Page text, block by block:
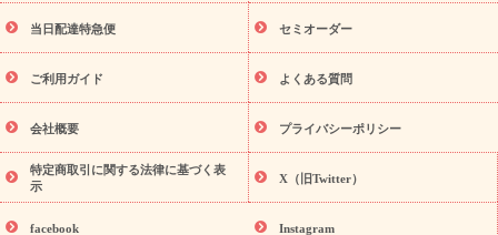
盆・初盆）
お盆 花（新盆・初盆）
お盆・お供え 花とセットギ
フト
お盆・お供え プリザーブドフラワー
ひまわり ギフト・プ
レゼント特集
夏の花贈り・お中元・暑中見舞い 花のギフト特集
敬老の日におくる花ギフト・プレゼント特集
花ギフト・プレゼント特集
敬老の日 花のおすすめランキング
敬
老の日 花鉢植えのギフト・プレゼント特集
敬老の日 花とセットギ
フト・プレゼント特集
敬老の日の花 全てのギフト一覧
キャン
ペーン
映画『ウォーターガーディアンズ』コラボキャンペーン
「きょう誕生日なんです」キャンペーン
誕生日の花を探す
誕生日フラワーギフト 誕生日フラワーギフト特集
当日配達特急便 セミオーダー
ご利用ガイド よくある質問
会社概要 プライバシーポリシー
特定商取引に関する法律に基づく表
示
X（旧Twitter）
facebook Instagram